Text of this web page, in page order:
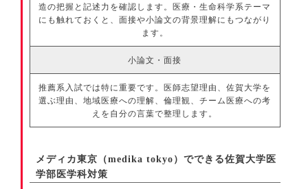
造の把握と記述力を確認します。医療・生命科学系テーマ
にも触れておくと、面接や小論文の背景理解にもつながり
ます。
小論文・面接
推薦系入試では特に重要です。医師志望理由、佐賀大学を
選ぶ理由、地域医療への理解、倫理観、チーム医療への考
えを自分の言葉で整理します。
メディカ東京（medika tokyo）でできる佐賀大学医
学部医学科対策